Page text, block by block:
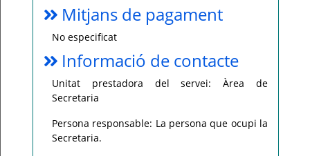
Mitjans de pagament
No especificat
Informació de contacte
Unitat prestadora del servei: Àrea de
Secretaria
Persona responsable: La persona que ocupi la
Secretaria.